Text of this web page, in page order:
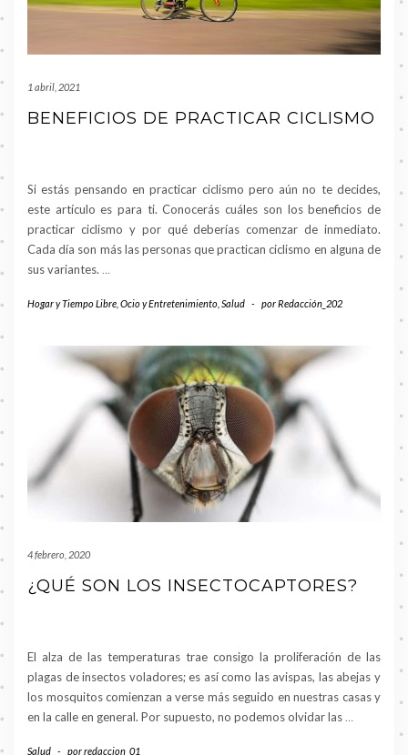
1 abril, 2021
BENEFICIOS DE PRACTICAR CICLISMO
Si estás pensando en practicar ciclismo pero aún no te decides,
este artículo es para ti. Conocerás cuáles son los beneficios de
practicar ciclismo y por qué deberías comenzar de inmediato.
Cada día son más las personas que practican ciclismo en alguna de
sus variantes. …
Hogar y Tiempo Libre Ocio y Entretenimiento Salud - porRedacción_202
4 febrero, 2020
¿QUÉ SON LOS INSECTOCAPTORES?
El alza de las temperaturas trae consigo la proliferación de las
plagas de insectos voladores; es así como las avispas, las abejas y
los mosquitos comienzan a verse más seguido en nuestras casas y
en la calle en general. Por supuesto, no podemos olvidar las…
Salud - porredaccion_01